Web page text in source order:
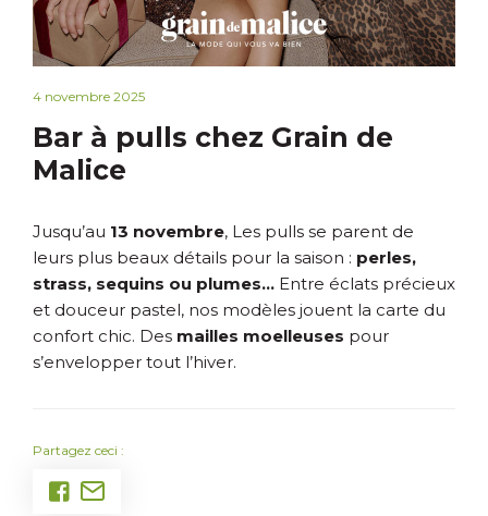
4 novembre 2025
Bar à pulls chez Grain de
Malice
Jusqu’au 13 novembre, Les pulls se parent de
leurs plus beaux détails pour la saison : perles,
strass, sequins ou plumes… Entre éclats précieux
et douceur pastel, nos modèles jouent la carte du
confort chic. Des mailles moelleuses pour
s’envelopper tout l’hiver.
Partagez ceci :